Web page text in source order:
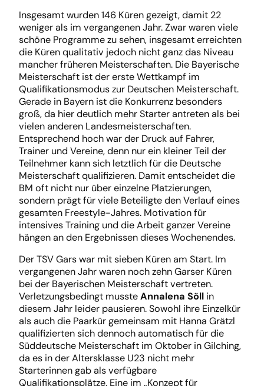
Insgesamt wurden 146 Küren gezeigt, damit 22
weniger als im vergangenen Jahr. Zwar waren viele
schöne Programme zu sehen, insgesamt erreichten
die Küren qualitativ jedoch nicht ganz das Niveau
mancher früheren Meisterschaften. Die Bayerische
Meisterschaft ist der erste Wettkampf im
Qualifikationsmodus zur Deutschen Meisterschaft.
Gerade in Bayern ist die Konkurrenz besonders
groß, da hier deutlich mehr Starter antreten als bei
vielen anderen Landesmeisterschaften.
Entsprechend hoch war der Druck auf Fahrer,
Trainer und Vereine, denn nur ein kleiner Teil der
Teilnehmer kann sich letztlich für die Deutsche
Meisterschaft qualifizieren. Damit entscheidet die
BM oft nicht nur über einzelne Platzierungen,
sondern prägt für viele Beteiligte den Verlauf eines
gesamten Freestyle-Jahres. Motivation für
intensives Training und die Arbeit ganzer Vereine
hängen an den Ergebnissen dieses Wochenendes.
Der TSV Gars war mit sieben Küren am Start. Im
vergangenen Jahr waren noch zehn Garser Küren
bei der Bayerischen Meisterschaft vertreten.
Verletzungsbedingt mussteAnnalena Söll in
diesem Jahr leider pausieren. Sowohl ihre Einzelkür
als auch die Paarkür gemeinsam mit Hanna Grätzl
qualifizierten sich dennoch automatisch für die
Süddeutsche Meisterschaft im Oktober in Gilching,
da es in der Altersklasse U23 nicht mehr
Starterinnen gab als verfügbare
Qualifikationsplätze. Eine im „Konzept für